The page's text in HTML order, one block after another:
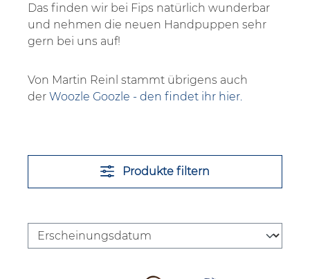
Das finden wir bei Fips natürlich wunderbar
und nehmen die neuen Handpuppen sehr
gern bei uns auf!
Von Martin Reinl stammt übrigens auch
der Woozle Goozle - den findet ihr hier.
Produkte filtern